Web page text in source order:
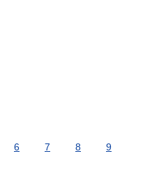
6 7 8
9